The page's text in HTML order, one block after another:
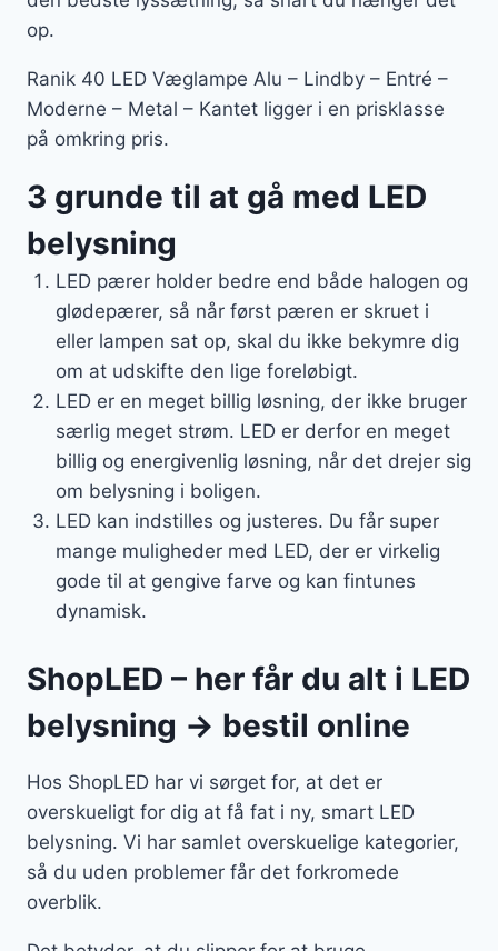
op.
Ranik 40 LED Væglampe Alu – Lindby – Entré –
Moderne – Metal – Kantet ligger i en prisklasse
på omkring pris.
3 grunde til at gå med LED
belysning
LED pærer holder bedre end både halogen og
glødepærer, så når først pæren er skruet i
eller lampen sat op, skal du ikke bekymre dig
om at udskifte den lige foreløbigt.
LED er en meget billig løsning, der ikke bruger
særlig meget strøm. LED er derfor en meget
billig og energivenlig løsning, når det drejer sig
om belysning i boligen.
LED kan indstilles og justeres. Du får super
mange muligheder med LED, der er virkelig
gode til at gengive farve og kan fintunes
dynamisk.
ShopLED – her får du alt i LED
belysning → bestil online
Hos ShopLED har vi sørget for, at det er
overskueligt for dig at få fat i ny, smart LED
belysning. Vi har samlet overskuelige kategorier,
så du uden problemer får det forkromede
overblik.